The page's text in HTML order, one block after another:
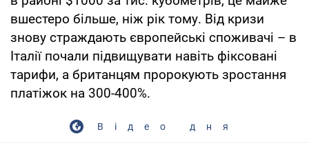
вшестеро більше, ніж рік тому. Від кризи
знову страждають європейські споживачі – в
Італії почали підвищувати навіть фіксовані
тарифи, а британцям пророкують зростання
платіжок на 300-400%.
Відео дня